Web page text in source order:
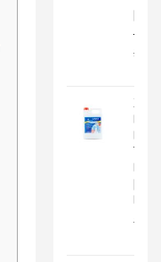
|
JP500X
Xà
Rửa
Tay
|
RC500